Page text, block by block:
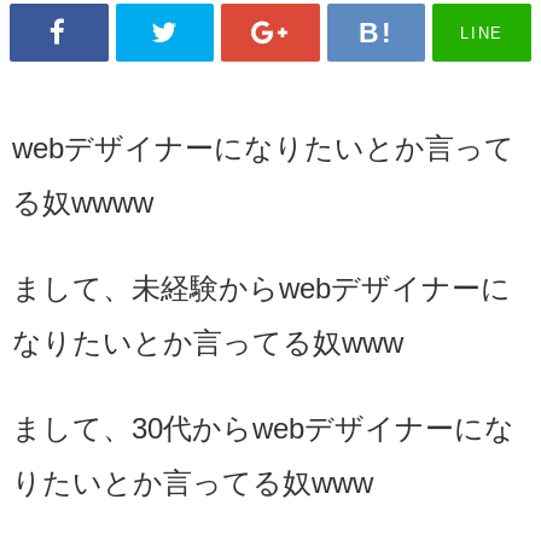
LINE
webデザイナーになりたいとか言って
る奴wwww
まして、未経験からwebデザイナーに
なりたいとか言ってる奴www
まして、30代からwebデザイナーにな
りたいとか言ってる奴www